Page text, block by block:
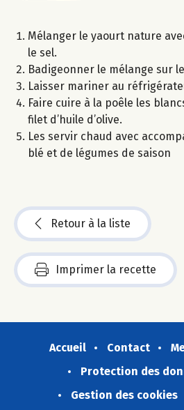
Mélanger le yaourt nature
le sel.
Badigeonner le mélange sur
Laisser mariner au
Faire cuire à la poêle les
filet d’huile d’olive.
Les servir chaud avec
blé et de légumes de saison
Retour à la liste
Imprimer la recette
Accueil Contact
Protection des
Gestion des cookies